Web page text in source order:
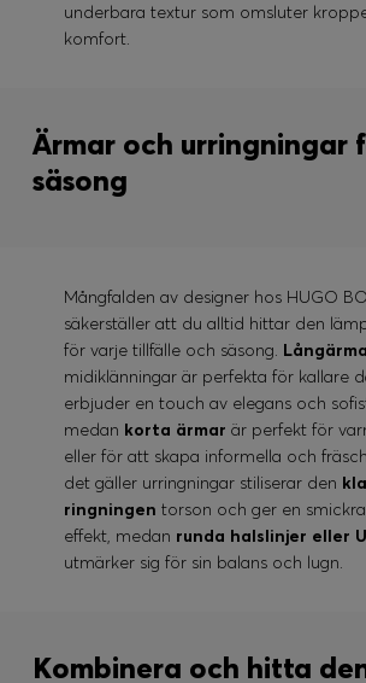
underbara textur som omsluter
komfort.
Ärmar och urringningar
säsong
Mångfalden av designer hos HUGO
säkerställer att du alltid hittar den
för varje tillfälle och säsong.
midiklänningar är perfekta för kallare
erbjuder en touch av elegans och
medan korta ärmarär perfekt för
eller för att skapa informella och
det gäller urringningar stiliserar den
ringningen torson och ger en
effekt, medan runda halslinjer eller
utmärker sig för sin balans och lugn.
Kombinera och hitta